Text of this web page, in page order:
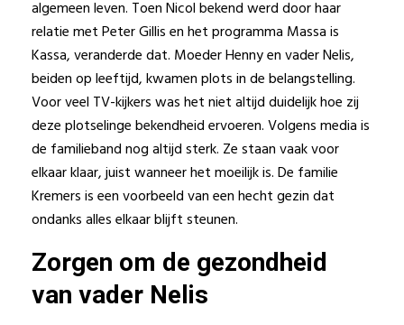
algemeen leven. Toen Nicol bekend werd door haar
relatie met Peter Gillis en het programma Massa is
Kassa, veranderde dat. Moeder Henny en vader Nelis,
beiden op leeftijd, kwamen plots in de belangstelling.
Voor veel TV-kijkers was het niet altijd duidelijk hoe zij
deze plotselinge bekendheid ervoeren. Volgens media is
de familieband nog altijd sterk. Ze staan vaak voor
elkaar klaar, juist wanneer het moeilijk is. De familie
Kremers is een voorbeeld van een hecht gezin dat
ondanks alles elkaar blijft steunen.
Zorgen om de gezondheid
van vader Nelis